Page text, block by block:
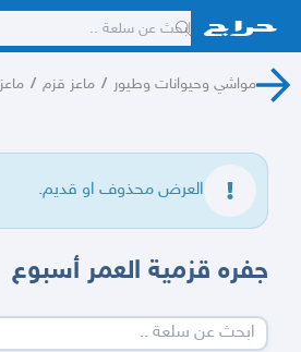
مواشي وحيوانات وطيور / ماعز قزم / ماعز
العرض محذوف او قديم.
جفره قزمية العمر أسبوع